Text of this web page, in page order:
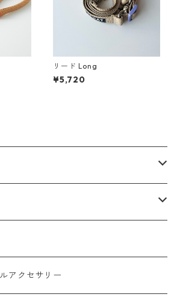
リード Long
¥5,720
アクセサリー